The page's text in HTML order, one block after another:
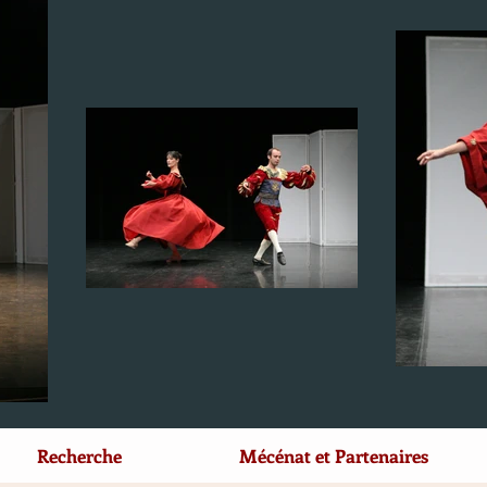
Recherche Mécénat et Partenaires